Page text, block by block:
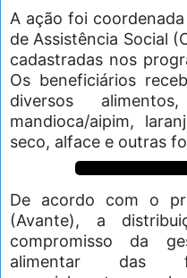
A ação foi
de Assistência Social
cadastradas nos
Os beneficiários
diversos
mandioca/aipim,
seco, alface e outras
De acordo com o
(Avante), a
compromisso da
alimentar das